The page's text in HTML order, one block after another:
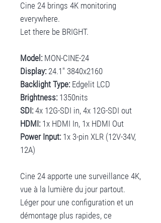
Cine 24 brings 4K monitoring
everywhere.
Let there be BRIGHT.
Model: MON-CINE-24
Display: 24.1" 3840x2160
Backlight Type: Edgelit LCD
Brightness: 1350nits
SDI: 4x 12G-SDI in, 4x 12G-SDI out
HDMI: 1x HDMI In, 1x HDMI Out
Power Input: 1x 3-pin XLR (12V-34V,
12A)
Cine 24 apporte une surveillance 4K,
vue à la lumière du jour partout.
Léger pour une configuration et un
démontage plus rapides, ce